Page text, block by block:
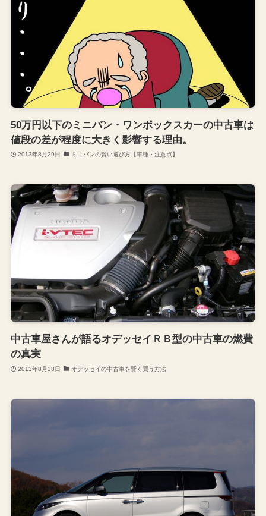
50万円以下のミニバン・ワンボックスカーの中古車は
値段の差が程度に大きく影響する理由。
2013年8月29日 ミニバンの賢い選び方【車種・注意点】
中古車屋さんが語るオデッセイＲＢ型の中古車の燃費
の真実
2013年8月28日 オデッセイの中古車を賢く買う方法